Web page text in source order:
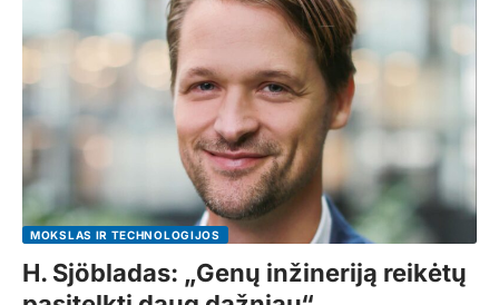
MOKSLAS IR TECHNOLOGIJOS
H. Sjöbladas: „Genų inžineriją reikėtų